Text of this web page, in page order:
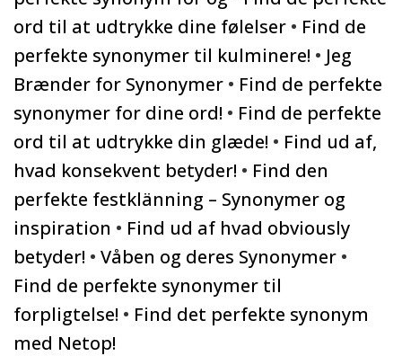
ord til at udtrykke dine følelser • Find de
perfekte synonymer til kulminere! • Jeg
Brænder for Synonymer • Find de perfekte
synonymer for dine ord! • Find de perfekte
ord til at udtrykke din glæde! • Find ud af,
hvad konsekvent betyder! • Find den
perfekte festklänning – Synonymer og
inspiration • Find ud af hvad obviously
betyder! • Våben og deres Synonymer •
Find de perfekte synonymer til
forpligtelse! • Find det perfekte synonym
med Netop!